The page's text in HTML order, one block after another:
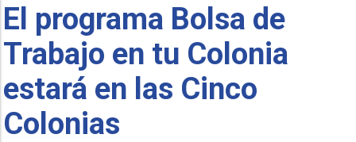
El programa Bolsa de
Trabajo en tu Colonia
estará en las Cinco
Colonias